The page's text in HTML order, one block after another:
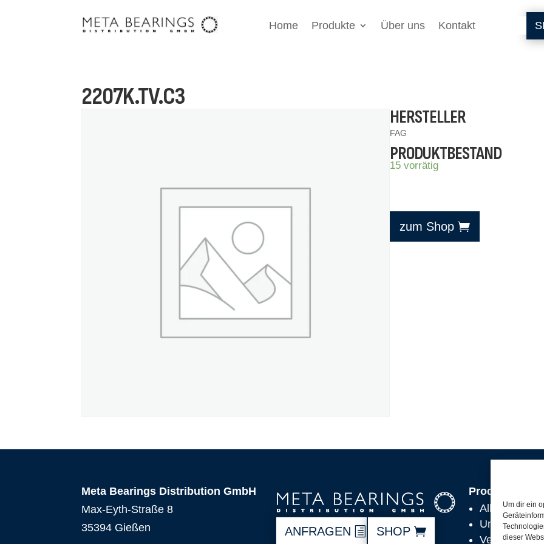
Um dir ein
dieser
Home Produkte Über uns Kontakt
2207K.TV.C3
HERSTELLER
FAG
PRODUKTBESTAND
15 vorrätig
zum Shop
Meta Bearings Distribution GmbH
Max-Eyth-Straße 8
35394 Gießen
ANFRAGEN SHOP
Produkte
Alle
Unsere
Versand,